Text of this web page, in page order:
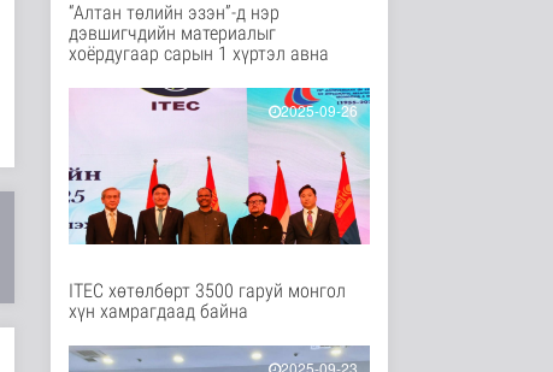
1 цаг 27 минутын өмнө
Долоодугаар сард
бүртгэгджээ
2 цаг 34 минутын өмнө
Мал угаалгын ажил
үргэлжилж байна
Нийгэм
Хогноос эрчим хүч
МВт-ын х..
“Алтан төлийн эзэн”-д нэр
дэвшигчдийн материалыг
хоёрдугаар сарын 1 хүртэл авна
2025-09-26
ITEC хөтөлбөрт 3500 гаруй монгол
хүн хамрагдаад байна
2025-09-23